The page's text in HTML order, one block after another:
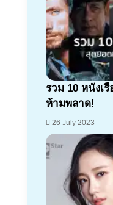
รวม 10 หนังเ
ห้ามพลาด!
26 July 2023